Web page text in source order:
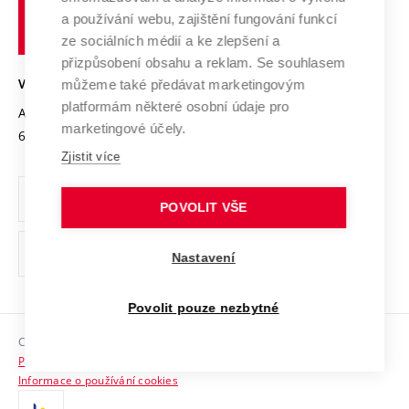
Transfer znalostí
Open Science
Projekty
Projekty ze strukturálních fondů
Specifický výzkum
Služby univerzity
Mezinárodní dohody
Univerzitní sítě
Podnikavá univerzita / ContriBUTe
Bezpečná univerzita
Vyznamenání
Organizační struktura
Ochrana osobních údajů
odkaz)
Sociální bezpečí
HR Award
učení
technické
VYSOKÉ UČENÍ TECHNICKÉ V BRNĚ
Antonínská 548/1
602 00 Brno
www.vut.cz
vut@vutbr.cz
Copyright © 2026 VUT
Prohlášení o přístupnosti
Informace o používání cookies
a používání webu, zajištění fungování funkcí
ze sociálních médií a ke zlepšení a
přizpůsobení obsahu a reklam. Se souhlasem
můžeme také předávat marketingovým
platformám některé osobní údaje pro
marketingové účely.
Zjistit více
POVOLIT VŠE
Nastavení
Povolit pouze nezbytné